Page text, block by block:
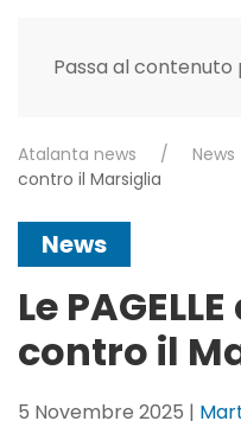
Passa al contenuto
Atalanta news News
contro il Marsiglia
News
Le
contro il
5 Novembre 2025 |